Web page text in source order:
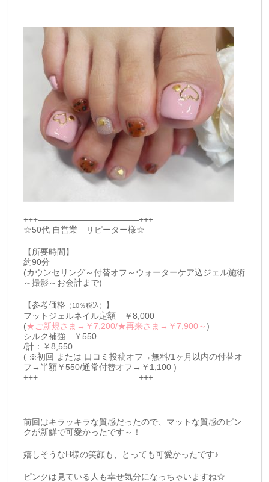
+++————————————+++
☆50代 自営業 リピーター様☆
【所要時間】
約90分
(カウンセリング～付替オフ～ウォーターケア込ジェル施術
～撮影～お会計まで)
【参考価格 （10％税込）
】
フットジェルネイル定額 ￥8,000
(★ご新規さま→￥7,200/★再来さま→￥7,900～)
シルク補強 ￥550
/計：￥8,550
( ※初回 または 口コミ投稿オフ→無料/1ヶ月以内の付替オ
フ→半額￥550/通常付替オフ→￥1,100 )
+++————————————+++
前回はキラッキラな質感だったので、マットな質感のピン
クが新鮮で可愛かったです～！
嬉しそうなH様の笑顔も、とっても可愛かったです♪
ピンクは見ている人も幸せ気分になっちゃいますね☆